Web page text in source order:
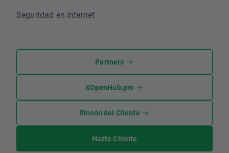
Seguridad en Internet
Partners
XOpenHub.pro
Rincón del Cliente
Hazte Cliente